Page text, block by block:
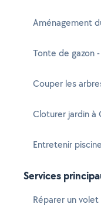
Aménagement
Tonte de gazon
Couper les
Cloturer jardin à
Entretenir
Services
Réparer un